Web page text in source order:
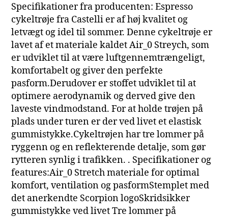
Specifikationer fra producenten: Espresso
cykeltrøje fra Castelli er af høj kvalitet og
letvægt og idel til sommer. Denne cykeltrøje er
lavet af et materiale kaldet Air_0 Streych, som
er udviklet til at være luftgennemtrængeligt,
komfortabelt og giver den perfekte
pasform.Derudover er stoffet udviklet til at
optimere aerodynamik og derved give den
laveste vindmodstand. For at holde trøjen på
plads under turen er der ved livet et elastisk
gummistykke.Cykeltrøjen har tre lommer på
ryggenn og en reflekterende detalje, som gør
rytteren synlig i trafikken. . Specifikationer og
features:Air_0 Stretch materiale for optimal
komfort, ventilation og pasformStemplet med
det anerkendte Scorpion logoSkridsikker
gummistykke ved livet Tre lommer på